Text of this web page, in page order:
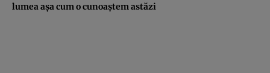
lumea aşa cum o cunoaştem astăzi